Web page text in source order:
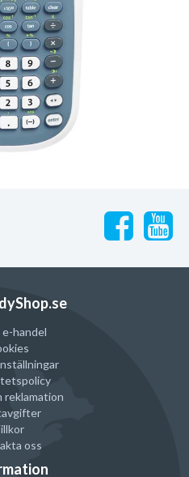
handel
reklamation
oss